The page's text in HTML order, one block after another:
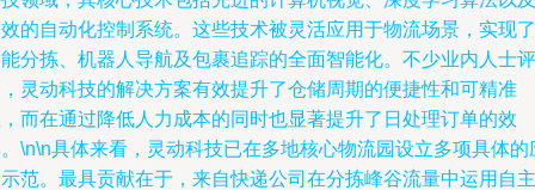
的自动化控制系统。这些技术被灵活应用于物流场景，实现了
分拣、机器人导航及包裹追踪的全面智能化。不少业内人士评
灵动科技的解决方案有效提升了仓储周期的便捷性和可精准
而在通过降低人力成本的同时也显著提升了日处理订单的效
\n\n具体来看，灵动科技已在多地核心物流园设立多项具体的
范。最具贡献在于，来自快递公司在分拣峰谷流量中运用自主